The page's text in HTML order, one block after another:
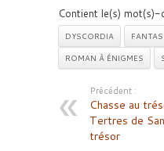
Contient le(s) mot(s)-
DYSCORDIA
ROMAN À ÉNIGMES
Précédent :
Chasse au
Tertres de
trésor